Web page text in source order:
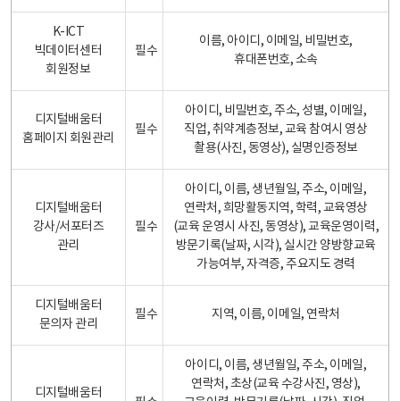
K-ICT
빅데이터센터
회원정보
필수
이름, 아이디, 이메일, 비밀번호,
휴대폰번호, 소속
디지털배움터
홈페이지 회원관리
필수
아이디, 비밀번호, 주소, 성별, 이메일,
직업, 취약계층정보, 교육 참여시 영상
촬용(사진, 동영상), 실명인증정보
디지털배움터
강사/서포터즈
관리
필수
아이디, 이름, 생년월일, 주소, 이메일,
연락처, 희망활동지역, 학력, 교육영상
(교육 운영시 사진, 동영상), 교육운영이력,
방문기록(날짜, 시각), 실시간 양방향교육
가능여부, 자격증, 주요지도 경력
디지털배움터
문의자 관리
필수 지역, 이름, 이메일, 연락처
디지털배움터
아이디, 이름, 생년월일, 주소, 이메일,
연락처, 초상(교육 수강사진, 영상),